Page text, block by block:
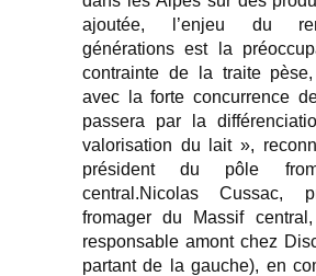
ajoutée, l’enjeu du
générations est la
contrainte de la traite
avec la forte concurrence
passera par la
valorisation du lait »,
président du pôle
central.Nicolas Cussac,
fromager du Massif
responsable amont chez
partant de la gauche), en